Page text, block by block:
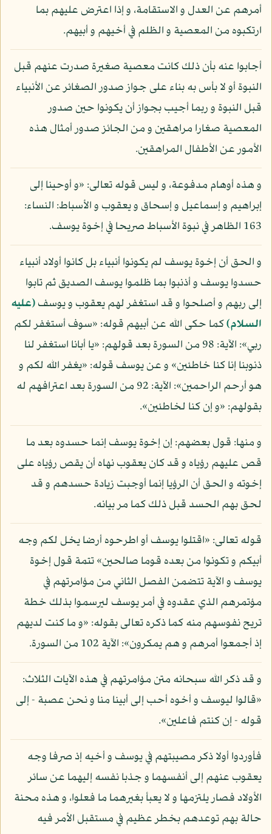
أمرهم عن العدل و الاستقامة، و إذا اعترض عليهم بما
ارتكبوه من المعصية و الظلم في أخيهم و أبيهم.
أجابوا عنه بأن ذلك كانت معصية صغيرة صدرت عنهم قبل
النبوة أو لا بأس به بناء على جواز صدور الصغائر عن الأنبياء
قبل النبوة و ربما أجيب بجواز أن يكونوا حين صدور
المعصية صغارا مراهقين و من الجائز صدور أمثال هذه
الأمور عن الأطفال المراهقين.
و هذه أوهام مدفوعة، و ليس قوله تعالى: «و أوحينا إلى
إبراهيم و إسماعيل و إسحاق و يعقوب و الأسباط: النساء:
163 الظاهر في نبوة الأسباط صريحا في إخوة يوسف.
و الحق أن إخوة يوسف لم يكونوا أنبياء بل كانوا أولاد أنبياء
حسدوا يوسف و أذنبوا بما ظلموا يوسف الصديق ثم تابوا
إلى ربهم و أصلحوا و قد استغفر لهم يعقوب و يوسف(عليه
السلام)كما حكى الله عن أبيهم قوله: «سوف أستغفر لكم
ربي»: الآية: 98 من السورة بعد قولهم: «يا أبانا استغفر لنا
ذنوبنا إنا كنا خاطئين» و عن يوسف قوله: «يغفر الله لكم و
هو أرحم الراحمين»: الآية: 92 من السورة بعد اعترافهم له
بقولهم: «و إن كنا لخاطئين».
و منها: قول بعضهم: إن إخوة يوسف إنما حسدوه بعد ما
قص عليهم رؤياه و قد كان يعقوب نهاه أن يقص رؤياه على
إخوته و الحق أن الرؤيا إنما أوجبت زيادة حسدهم و قد
لحق بهم الحسد قبل ذلك كما مر بيانه.
قوله تعالى: «اقتلوا يوسف أو اطرحوه أرضا يخل لكم وجه
أبيكم و تكونوا من بعده قوما صالحين» تتمة قول إخوة
يوسف و الآية تتضمن الفصل الثاني من مؤامرتهم في
مؤتمرهم الذي عقدوه في أمر يوسف ليرسموا بذلك خطة
تريح نفوسهم منه كما ذكره تعالى بقوله: «و ما كنت لديهم
إذ أجمعوا أمرهم و هم يمكرون»: الآية 102 من السورة.
و قد ذكر الله سبحانه متن مؤامرتهم في هذه الآيات الثلاث:
«قالوا ليوسف و أخوه أحب إلى أبينا منا و نحن عصبة - إلى
قوله - إن كنتم فاعلين».
فأوردوا أولا ذكر مصيبتهم في يوسف و أخيه إذ صرفا وجه
يعقوب عنهم إلى أنفسهما و جذبا نفسه إليهما عن سائر
الأولاد فصار يلتزمها و لا يعبأ بغيرهما ما فعلوا، و هذه محنة
حالة بهم توعدهم بخطر عظيم في مستقبل الأمر فيه